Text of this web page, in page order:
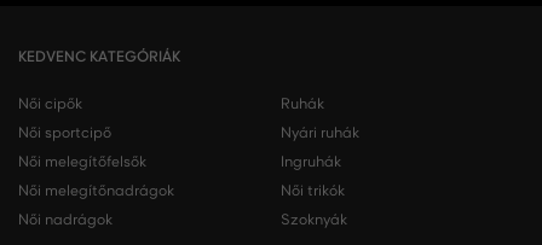
KEDVENC KATEGÓRIÁK
Női cipők
Női sportcipő
Női melegítőfelsők
Női melegítőnadrágok
Női nadrágok
Ruhák
Nyári ruhák
Ingruhák
Női trikók
Szoknyák